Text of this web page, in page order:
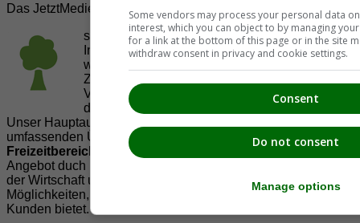
Das JetztMedien.com Medien Netzwerk
suedsteiermark.at ist eine von vielen
Internetadressen derJetztMedien.com Medien
welche es sich zur Aufgabe gemacht hat, in
Zusammenarbeit mit regionalen Firmen,
Vereinen und Institutionen die
Vielfälltigkeit
der Region Südsteiermark zu präsentieren.
Unser Hauptaugenmerk liegt dabei, der Bevölkerung einen
umfassenden Überblick der Möglichkeiten im
Freizeitbereich
zu vermittelt. Abgerundet wird dieses
Angebot duch Informationen zur regionalen
der Wirtschaft und der Präsentation der zahlreichen
Möglichkeiten, welche die
regionale Wirtschaftihren
Kunden bietet.
Some vendors may process your personal data
interest, which you can object to by managing
for a link at the bottom of this page or in the site
withdraw consent in privacy and cookie settings.
Consent
Do not consent
Manage options